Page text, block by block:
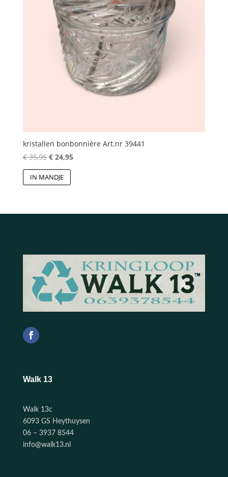
kristallen bonbonnière Art.nr 39441
€35,95 Oorspronkelijke
prijs
was:
€24,95Huidige
IN MANDJE
Walk 13
Walk 13c
6093 GS Heythuysen
06 – 3937 8544
info@walk13.nl